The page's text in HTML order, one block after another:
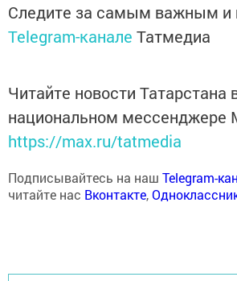
Следите за самым важным и
Telegram-канале Татмедиа
Читайте новости Татарстана
национальном мессенджере
https://max.ru/tatmedia
Подписывайтесь на наш Telegram-
читайте нас Вконтакте,